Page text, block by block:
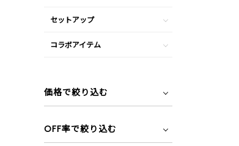
セットアップ
コラボアイテム
価格で絞り込む
OFF率で絞り込む